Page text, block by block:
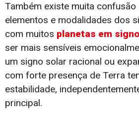
Também existe muita confusão
elementos e modalidades dos
com muitos planetas em
ser mais sensíveis
um signo solar racional ou
com forte presença de Terra
estabilidade,
principal.